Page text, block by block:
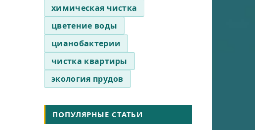
химическая чистка
цветение воды
цианобактерии
чистка квартиры
экология прудов
ПОПУЛЯРНЫЕ СТАТЬИ